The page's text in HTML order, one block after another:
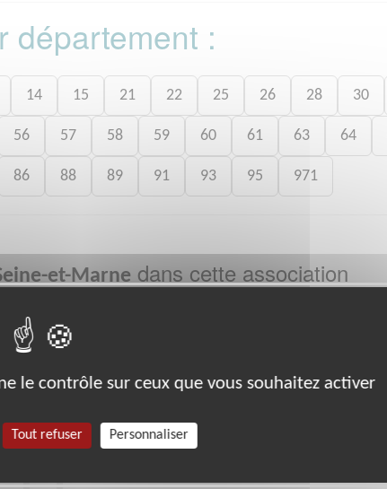
département :
14 15 21 22 25 26 28 30
56 57 58 59 60 61 63 64
86 88 89 91 93 95 971
et-Marne dans cette association
le contrôle sur ceux que vous souhaitez activer
Tout refuser Personnaliser